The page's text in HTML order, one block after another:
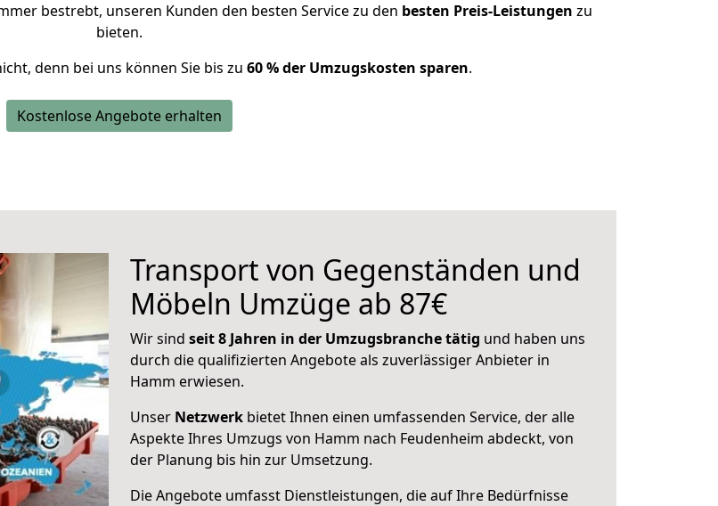
bestrebt, unseren Kunden den besten Service zu den besten Preis-Leistungen zu
bieten.
denn bei uns können Sie bis zu 60 % der Umzugskosten sparen.
Kostenlose Angebote erhalten
Transport von Gegenständen und
Möbeln Umzüge ab 87€
Wir sind seit 8 Jahren in der Umzugsbranche tätig und haben uns
durch die qualifizierten Angebote als zuverlässiger Anbieter in
Hamm erwiesen.
Unser Netzwerk bietet Ihnen einen umfassenden Service, der alle
Aspekte Ihres Umzugs von Hamm nach Feudenheim abdeckt, von
der Planung bis hin zur Umsetzung.
Die Angebote umfasst Dienstleistungen, die auf Ihre Bedürfnisse